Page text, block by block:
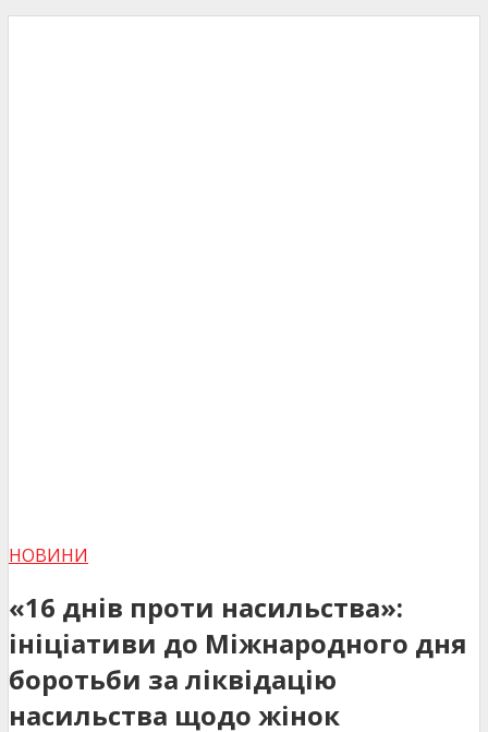
НОВИНИ
«16 днів проти насильства»:
ініціативи до Міжнародного дня
боротьби за ліквідацію
насильства щодо жінок